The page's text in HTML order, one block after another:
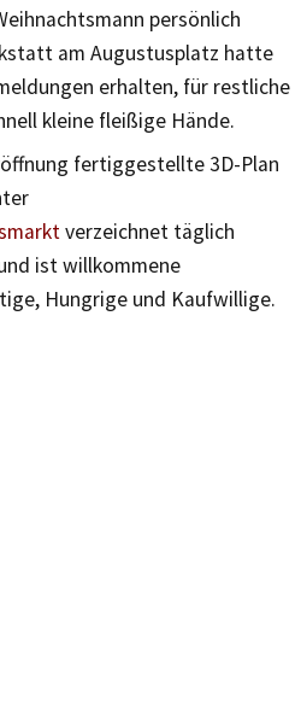
persönlich
am Augustusplatz hatte
erhalten, für restliche
kleine fleißige Hände.
fertiggestellte 3D-Plan
verzeichnet täglich
ist willkommene
Hungrige und Kaufwillige.